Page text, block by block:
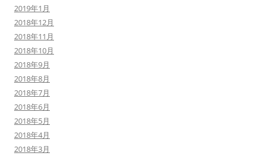
2019年1月
2018年12月
2018年11月
2018年10月
2018年9月
2018年8月
2018年7月
2018年6月
2018年5月
2018年4月
2018年3月